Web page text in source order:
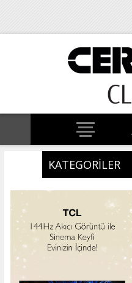
KATEGORILER